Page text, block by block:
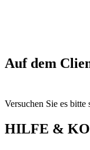
Auf dem
Versuchen Sie es bitte
HILFE &